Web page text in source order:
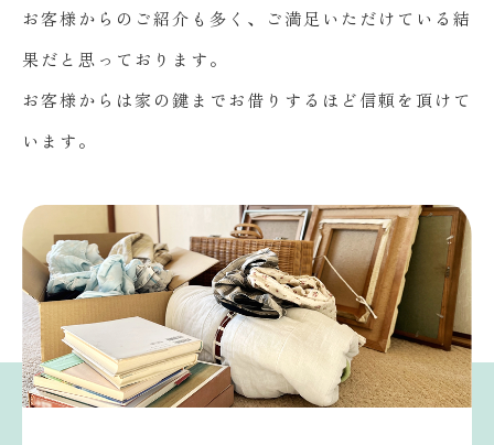
お客様からのご紹介も多く、ご満足いただけている結
果だと思っております。
お客様からは家の鍵までお借りするほど信頼を頂けて
います。